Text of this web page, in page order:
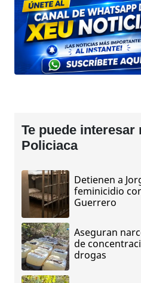
Te puede interesar
Policiaca
Detienen a
feminicidio
Guerrero
Aseguran
de
drogas